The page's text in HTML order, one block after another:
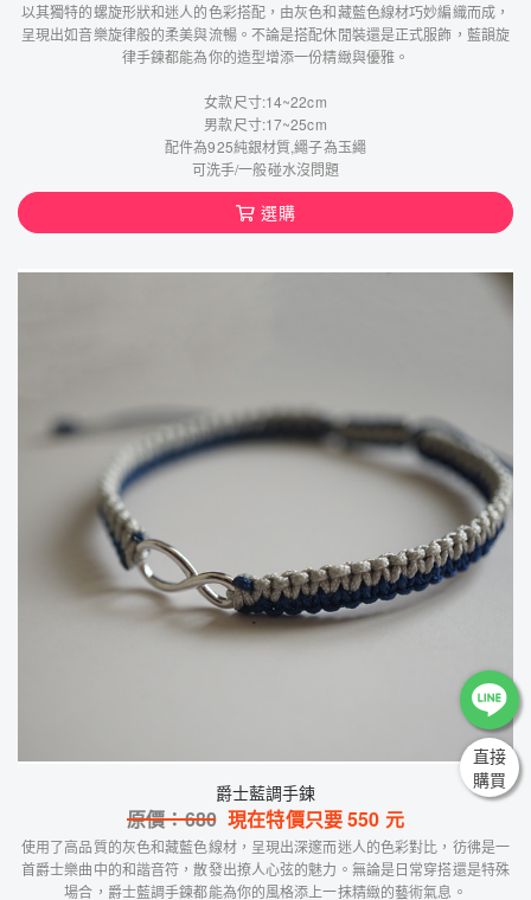
以其獨特的螺旋形狀和迷人的色彩搭配，由灰色和藏藍色線材巧妙編織而成，
呈現出如音樂旋律般的柔美與流暢。不論是搭配休閒裝還是正式服飾，藍韻旋
律手鍊都能為你的造型增添一份精緻與優雅。
女款尺寸:14~22cm
男款尺寸:17~25cm
配件為925純銀材質,繩子為玉繩
可洗手/一般碰水沒問題
選購
爵士藍調手鍊
原價：680 現在特價只要550 元
使用了高品質的灰色和藏藍色線材，呈現出深邃而迷人的色彩對比，彷彿是一
首爵士樂曲中的和諧音符，散發出撩人心弦的魅力。無論是日常穿搭還是特殊
場合，爵士藍調手鍊都能為你的風格添上一抹精緻的藝術氣息。
直接
購買